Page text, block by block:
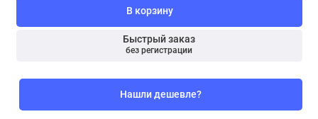
В корзину
Быстрый заказ
без регистрации
Нашли дешевле?